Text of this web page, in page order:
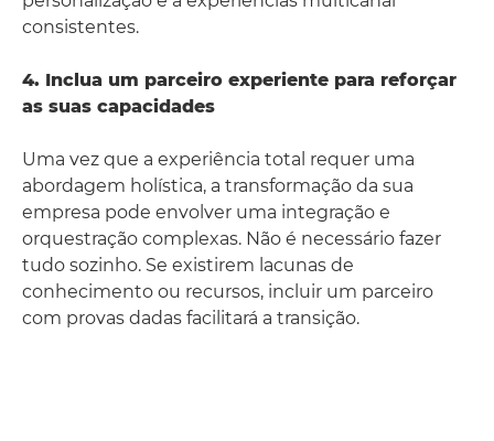
consistentes.
4. Inclua um parceiro experiente para reforçar
as suas capacidades
Uma vez que a experiência total requer uma
abordagem holística, a transformação da sua
empresa pode envolver uma integração e
orquestração complexas. Não é necessário fazer
tudo sozinho. Se existirem lacunas de
conhecimento ou recursos, incluir um parceiro
com provas dadas facilitará a transição.